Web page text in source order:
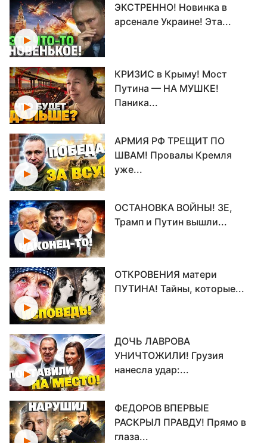
ЭКСТРЕННО! Новинка в
арсенале Украине! Эта...
КРИЗИС в Крыму! Мост
Путина — НА МУШКЕ!
Паника...
АРМИЯ РФ ТРЕЩИТ ПО
ШВАМ! Провалы Кремля
уже...
ОСТАНОВКА ВОЙНЫ! ЗЕ,
Трамп и Путин вышли...
ОТКРОВЕНИЯ матери
ПУТИНА! Тайны, которые...
ДОЧЬ ЛАВРОВА
УНИЧТОЖИЛИ! Грузия
нанесла удар:...
ФЕДОРОВ ВПЕРВЫЕ
РАСКРЫЛ ПРАВДУ! Прямо в
глаза...